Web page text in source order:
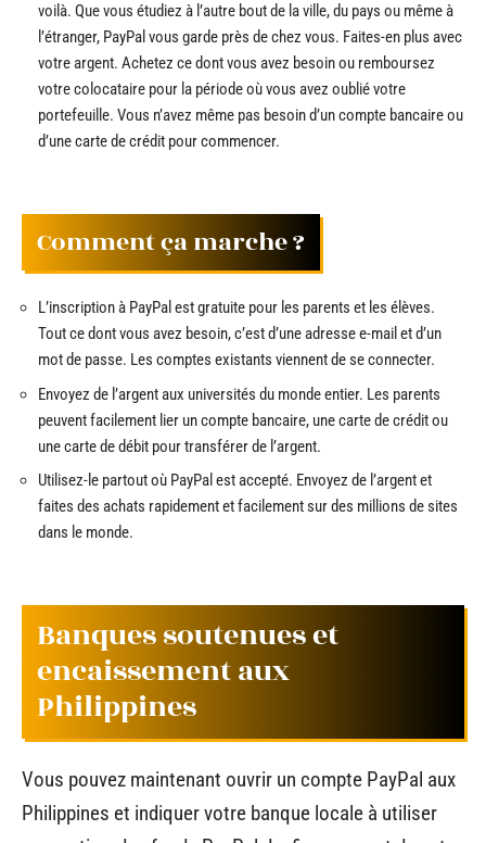
voilà. Que vous étudiez à l’autre bout de la ville, du pays ou même à
l’étranger, PayPal vous garde près de chez vous. Faites-en plus avec
votre argent. Achetez ce dont vous avez besoin ou remboursez
votre colocataire pour la période où vous avez oublié votre
portefeuille. Vous n’avez même pas besoin d’un compte bancaire ou
d’une carte de crédit pour commencer.
Comment ça marche ?
L’inscription à PayPal est gratuite pour les parents et les élèves.
Tout ce dont vous avez besoin, c’est d’une adresse e-mail et d’un
mot de passe. Les comptes existants viennent de se connecter.
Envoyez de l’argent aux universités du monde entier. Les parents
peuvent facilement lier un compte bancaire, une carte de crédit ou
une carte de débit pour transférer de l’argent.
Utilisez-le partout où PayPal est accepté. Envoyez de l’argent et
faites des achats rapidement et facilement sur des millions de sites
dans le monde.
Banques soutenues et
encaissement aux
Philippines
Vous pouvez maintenant ouvrir un compte PayPal aux
Philippines et indiquer votre banque locale à utiliser